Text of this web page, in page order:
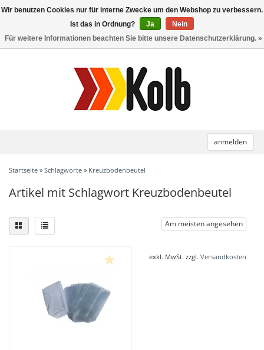
anmelden
Toggle
Startseite » Schlagworte » Kreuzbodenbeutel
Artikel mit Schlagwort Kreuzbodenbeutel
Am meisten angesehen
exkl. MwSt. zzgl. Versandkosten
Wir benutzen Cookies nur für interne Zwecke um den Webshop zu verbessern.
Ist das in Ordnung?
Ja
Nein
Für weitere Informationen beachten Sie bitte unsere Datenschutzerklärung. »